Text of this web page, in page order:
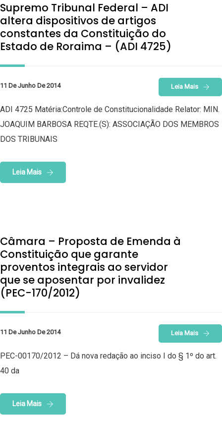
Supremo Tribunal Federal – ADI
altera dispositivos de artigos
constantes da Constituição do
Estado de Roraima – (ADI 4725)
11 De Junho De 2014 Leia Mais
ADI 4725 Matéria:Controle de Constitucionalidade Relator: MIN.
JOAQUIM BARBOSA REQTE.(S): ASSOCIAÇÃO DOS MEMBROS
DOS TRIBUNAIS
Leia Mais
Câmara – Proposta de Emenda à
Constituição que garante
proventos integrais ao servidor
que se aposentar por invalidez
(PEC-170/2012)
11 De Junho De 2014 Leia Mais
PEC-00170/2012 – Dá nova redação ao inciso I do § 1º do art.
40 da
Leia Mais